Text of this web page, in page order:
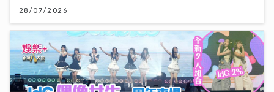
28/07/2026